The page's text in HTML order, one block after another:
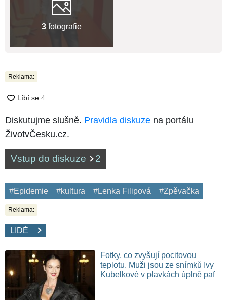
3 fotografie
Reklama:
Diskutujme slušně. Pravidla diskuze na portálu
ŽivotvČesku.cz.
Vstup do diskuze 2
#Epidemie #kultura #Lenka Filipová #Zpěvačka
Reklama:
LIDÉ
Fotky, co zvyšují pocitovou
teplotu. Muži jsou ze snímků Ivy
Kubelkové v plavkách úplně paf